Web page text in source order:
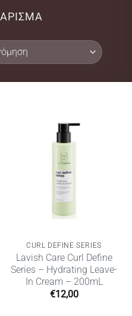
CURL DEFINE SERIES
Lavish Care Curl Define
Series – Hydrating Leave-
In Cream – 200mL
€12,00